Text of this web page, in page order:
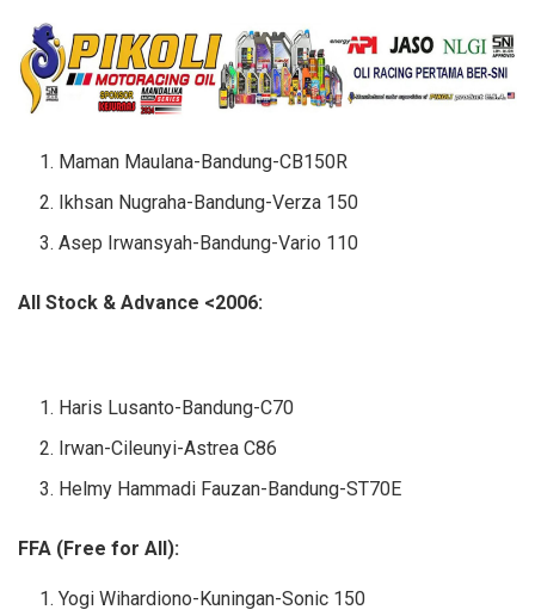
Maman Maulana-Bandung-CB150R
Ikhsan Nugraha-Bandung-Verza 150
Asep Irwansyah-Bandung-Vario 110
All Stock & Advance <2006:
Haris Lusanto-Bandung-C70
Irwan-Cileunyi-Astrea C86
Helmy Hammadi Fauzan-Bandung-ST70E
FFA (Free for All):
Yogi Wihardiono-Kuningan-Sonic 150